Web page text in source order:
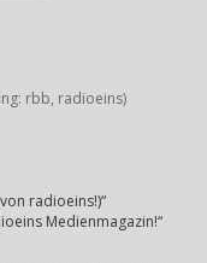
rbb, radioeins)
radioeins!)“
Medienmagazin!“